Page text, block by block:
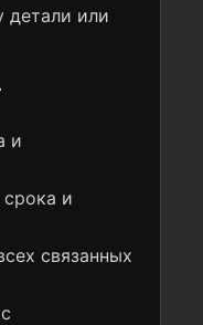
детали или
и
и
связанных